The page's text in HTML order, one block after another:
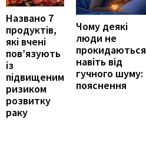
Названо 7
продуктів,
які вчені
пов’язують
із
підвищеним
ризиком
розвитку
раку
Чому деякі
люди не
прокидаються
навіть від
гучного шуму:
пояснення